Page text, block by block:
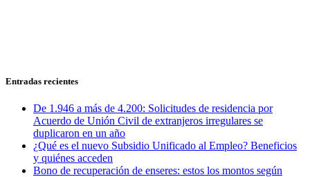
Entradas recientes
De 1.946 a más de 4.200: Solicitudes de residencia por
Acuerdo de Unión Civil de extranjeros irregulares se
duplicaron en un año
¿Qué es el nuevo Subsidio Unificado al Empleo? Beneficios
y quiénes acceden
Bono de recuperación de enseres: estos los montos según